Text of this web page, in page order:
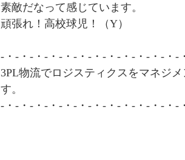
素敵だなって感じています。
頑張れ！高校球児！（Y）
-・-・-・-・-・-・-・-・-・-・-・-・-
3PL物流でロジスティクスをマネジ
す。
-・-・-・-・-・-・-・-・-・-・-・-・-